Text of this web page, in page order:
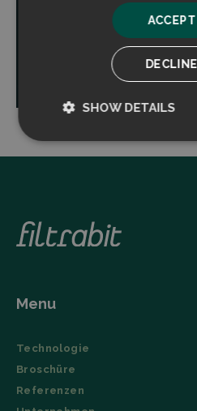
e.V. (VDKF) ausgerichtet.
Menu
Technologie
Broschüre
Referenzen
SHOW DETAILS
Strictly
necessary
Targeting